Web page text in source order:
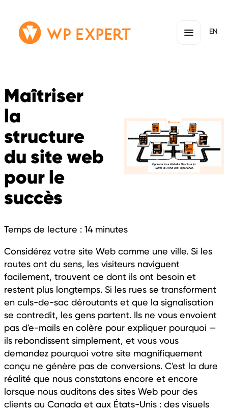
Passer
au
Lien
page
EN
Maîtriser
la
structure
du site web
pour le
succès
Temps de lecture : 14 minutes
Considérez votre site Web comme une ville. Si les
routes ont du sens, les visiteurs naviguent
facilement, trouvent ce dont ils ont besoin et
restent plus longtemps. Si les rues se transforment
en culs-de-sac déroutants et que la signalisation
se contredit, les gens partent. Ils ne vous envoient
pas d'e-mails en colère pour expliquer pourquoi —
ils rebondissent simplement, et vous vous
demandez pourquoi votre site magnifiquement
conçu ne génère pas de conversions. C'est la dure
réalité que nous constatons encore et encore
lorsque nous auditons des sites Web pour des
clients au Canada et aux États-Unis : des visuels